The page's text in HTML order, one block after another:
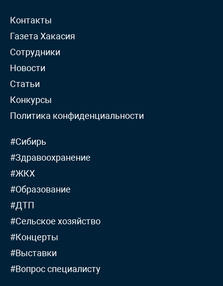
Контакты
Газета Хакасия
Сотрудники
Новости
Статьи
Конкурсы
Политика конфиденциальности
#Сибирь
#Здравоохранение
#ЖКХ
#Образование
#ДТП
#Сельское хозяйство
#Концерты
#Выставки
#Вопрос специалисту